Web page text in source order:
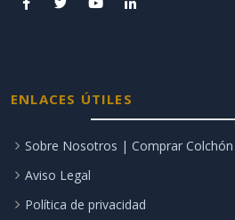
ENLACES ÚTILES
Sobre Nosotros | Comprar
Aviso Legal
Política de privacidad